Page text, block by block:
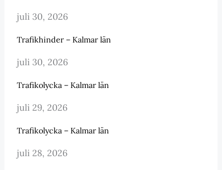
juli 30, 2026
Trafikhinder – Kalmar län
juli 30, 2026
Trafikolycka – Kalmar län
juli 29, 2026
Trafikolycka – Kalmar län
juli 28, 2026